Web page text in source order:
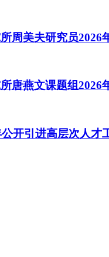
周美夫研究员2026
唐燕文课题组2026
开引进高层次人才